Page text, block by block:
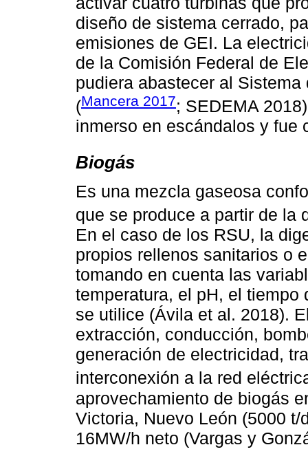
diseño de sistema cerrado,
emisiones de GEI. La
de la Comisión Federal de
pudiera abastecer al
(Mancera 2017; SEDEMA
inmerso en escándalos y fue
Biogás
Es una mezcla gaseosa
que se produce a partir de la
En el caso de los RSU, la
propios rellenos sanitarios o
tomando en cuenta las
temperatura, el pH, el
se utilice (Ávila et al. 2018).
extracción, conducción,
generación de electricidad,
interconexión a la red
aprovechamiento de biogás
Victoria, Nuevo León (5000
16MW/h neto (Vargas y